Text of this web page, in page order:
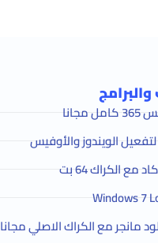
مع الكراك 64 بت
مانجر مع الكراك الاصلي مجانا